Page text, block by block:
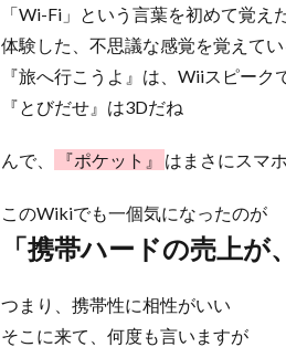
「Wi-Fi」という言葉を初めて覚えた
体験した、不思議な感覚を覚えて
『旅へ行こうよ』は、Wiiスピーク
『とびだせ』は3Dだね
んで、 『ポケット』 はまさにスマホ
このWikiでも一個気になったのが
「携帯ハードの売上
つまり、携帯性に相性がいい
そこに来て、何度も言いますが